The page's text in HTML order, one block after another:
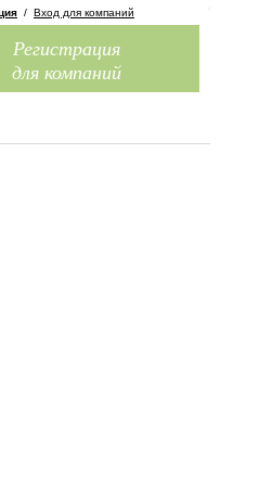
/ Вход для компаний
Регистрация
для компаний